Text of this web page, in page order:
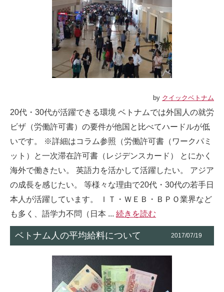
by クイックベトナム
20代・30代が活躍できる環境 ベトナムでは外国人の就労
ビザ（労働許可書）の要件が他国と比べてハードルが低
いです。 ※詳細はコラム参照（労働許可書（ワークパミ
ット）と一次滞在許可書（レジデンスカード） とにかく
海外で働きたい。 英語力を活かして活躍したい。 アジア
の成長を感じたい。 等様々な理由で20代・30代の若手日
本人が活躍しています。 ＩＴ・ＷＥＢ・ＢＰＯ業界など
も多く、語学力不問（日本 ... 続きを読む
ベトナム人の平均給料について 2017/07/19